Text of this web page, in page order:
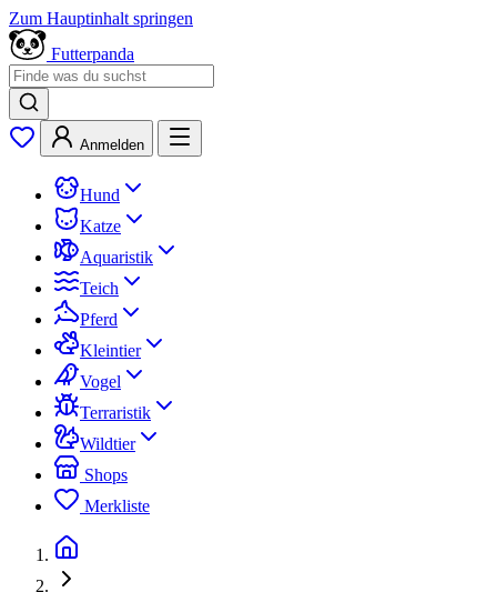
Zum Hauptinhalt springen
Futterpanda
Anmelden
Hund
Katze
Aquaristik
Teich
Pferd
Kleintier
Vogel
Terraristik
Wildtier
Shops
Merkliste